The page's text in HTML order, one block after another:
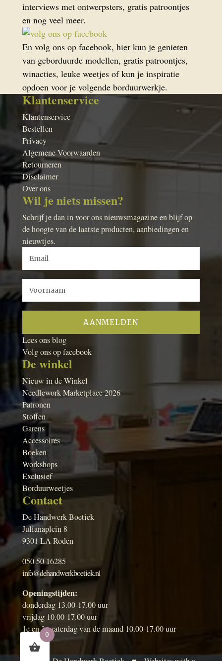
interviews met ontwerpsters, gratis patroontjes
en nog veel meer.
En volg ons op facebook, hier kun je genieten
van geborduurde modellen, gratis patroontjes,
winacties, leuke weetjes of kun je inspiratie
opdoen voor je volgende borduurwerkje.
Klantenservice
Klantenservice
Bestellen
Privacy
Algemene Voorwaarden
Retourneren
Disclaimer
Over ons
Wil je niets missen?
Schrijf je dan in voor ons nieuwsmagazine en blijf op
de hoogte van de laatste producten, aanbiedingen en
nieuwtjes.
Lees ons blog
Volg ons op facebook
De winkel
Nieuw in de Winkel
Needlework Marketplace 2026
Patronen
Stoffen
Garens
Accessoires
Boeken
Workshops
Exclusief
Borduurweetjes
Contact
De Handwerk Boetiek
Julianaplein 8
9301 LA Roden
050 50 16285
info@dehandwerkboetiek.nl
Openingstijden:
donderdag 13.00-17.00 uur
vrijdag 10.00-17.00 uur
1e en 3e zaterdag van de maand 10.00-17.00 uur
0